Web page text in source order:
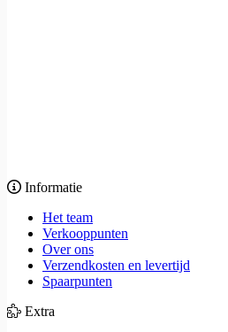
Informatie
Het team
Verkooppunten
Over ons
Verzendkosten en levertijd
Spaarpunten
Extra